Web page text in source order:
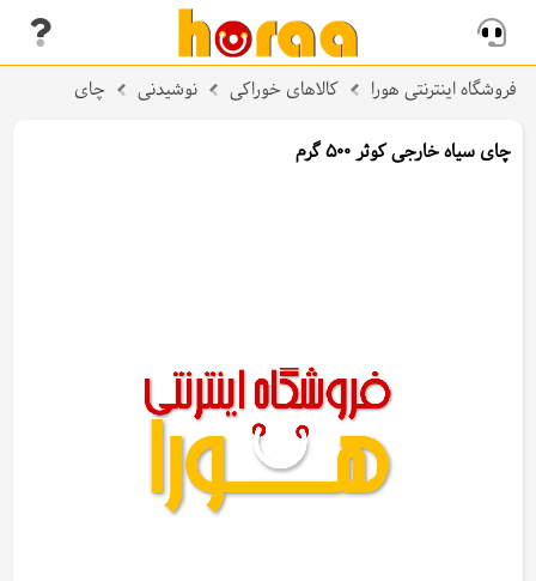
فروشگاه اینترنتی هورا کالاهای خوراکی نوشیدنی چای
چای سیاه خارجی کوثر 500 گرم